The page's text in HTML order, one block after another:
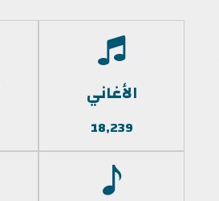
الأغاني
18,239